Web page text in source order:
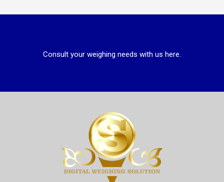
Consult your weighing needs with us here.